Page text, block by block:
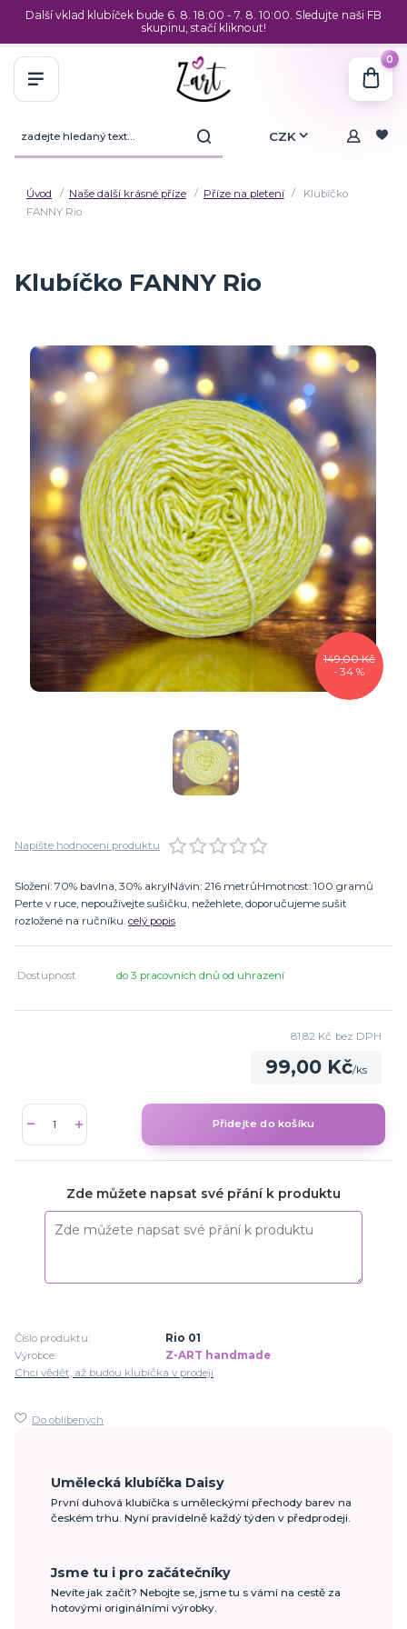
Další vklad klubíček bude 6. 8. 18:00 - 7. 8. 10:00. Sledujte naši FB
skupinu, stačí kliknout!
CZK
0
Úvod Naše další krásné příze Příze na pletení
Klubíčko
FANNY Rio
Klubíčko FANNY Rio
149,00 Kč
- 34 %
Napište hodnocení produktu
Složení: 70% bavlna, 30% akrylNávin: 216 metrůHmotnost: 100 gramů
Perte v ruce, nepoužívejte sušičku, nežehlete, doporučujeme sušit
rozložené na ručníku. celý popis
Dostupnost do 3 pracovních dnů od uhrazení
99,00 Kč/ks
81,82 Kč bez DPH
Přidejte do košíku
Zde můžete napsat své přání k produktu
Číslo produktu:
Rio 01
Výrobce:
Z-ART handmade
Chci vědět, až budou klubíčka v prodeji
Do oblíbených
Umělecká klubíčka Daisy
První duhová klubíčka s uměleckými přechody barev na
českém trhu. Nyní pravidelně každý týden v předprodeji.
Jsme tu i pro začátečníky
Nevíte jak začít? Nebojte se, jsme tu s vámi na cestě za
hotovými originálními výrobky.